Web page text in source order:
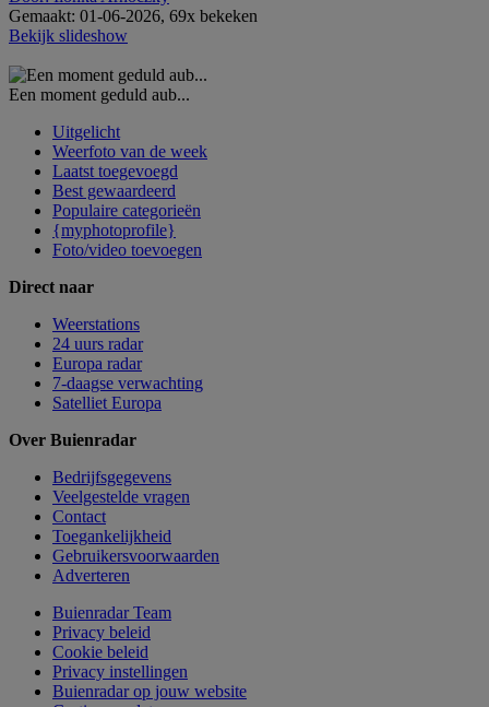
Gemaakt: 01-06-2026, 69x bekeken
Bekijk slideshow
Een moment geduld aub...
Uitgelicht
Weerfoto van de week
Laatst toegevoegd
Best gewaardeerd
Populaire categorieën
{myphotoprofile}
Foto/video toevoegen
Direct naar
Weerstations
24 uurs radar
Europa radar
7-daagse verwachting
Satelliet Europa
Over Buienradar
Bedrijfsgegevens
Veelgestelde vragen
Contact
Toegankelijkheid
Gebruikersvoorwaarden
Adverteren
Buienradar Team
Privacy beleid
Cookie beleid
Privacy instellingen
Buienradar op jouw website